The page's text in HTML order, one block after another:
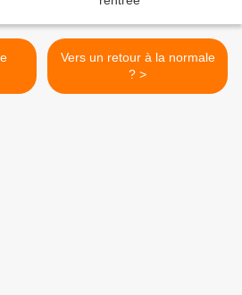
Vers un retour à la normale
? >